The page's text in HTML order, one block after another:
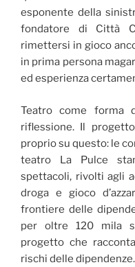
esponente della
fondatore di Città
rimettersi in gioco
in prima persona
ed esperienza
Teatro come forma
riflessione. Il
proprio su questo: le
teatro La Pulce
spettacoli, rivolti agli
droga e gioco
frontiere delle
per oltre 120 mila
progetto che
rischi delle dipendenze.